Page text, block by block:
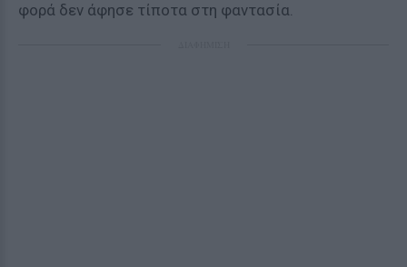
φορά δεν άφησε τίποτα στη φαντασία.